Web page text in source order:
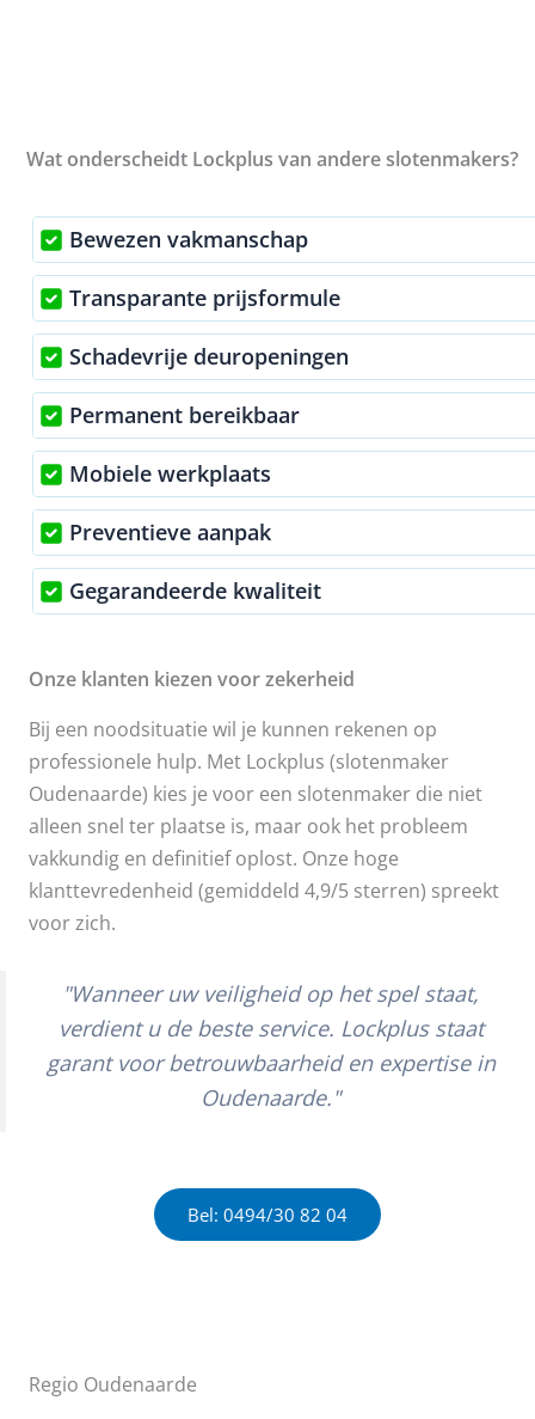
Wat onderscheidt Lockplus van andere slotenmakers?
Bewezen vakmanschap
Transparante prijsformule
Schadevrije deuropeningen
Permanent bereikbaar
Mobiele werkplaats
Preventieve aanpak
Gegarandeerde kwaliteit
Onze klanten kiezen voor zekerheid
Bij een noodsituatie wil je kunnen rekenen op
professionele hulp. Met Lockplus (slotenmaker
Oudenaarde) kies je voor een slotenmaker die niet
alleen snel ter plaatse is, maar ook het probleem
vakkundig en definitief oplost. Onze hoge
klanttevredenheid (gemiddeld 4,9/5 sterren) spreekt
voor zich.
"Wanneer uw veiligheid op het spel staat,
verdient u de beste service. Lockplus staat
garant voor betrouwbaarheid en expertise in
Oudenaarde."
Bel: 0494/30 82 04
Regio Oudenaarde